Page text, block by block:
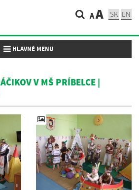
AA SK EN
Toggle navigation
HLAVNÉ MENU
V MŠ PRÍBELCE |